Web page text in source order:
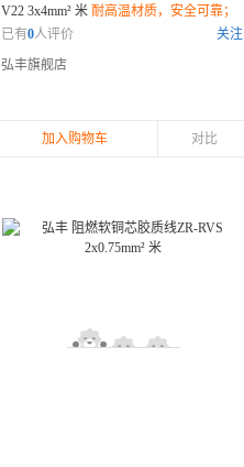
V22 3x4mm² 米 耐高温材质，安全可靠；
柔韧性强，安装方便；环保材料，健康保
已有0人评价
关注
弘丰旗舰店
加入购物车 对比